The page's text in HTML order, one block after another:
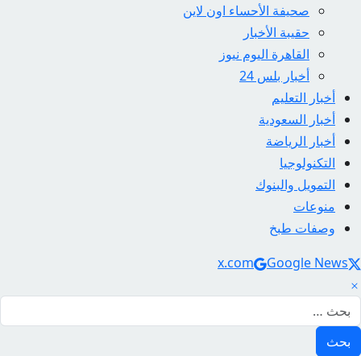
صحيفة الأحساء اون لاين
حقيبة الأخبار
القاهرة اليوم نيوز
أخبار بلس 24
أخبار التعليم
أخبار السعودية
أخبار الرياضة
التكنولوجيا
التمويل والبنوك
منوعات
وصفات طبخ
Social Links
x.com Google News
البحث عن: